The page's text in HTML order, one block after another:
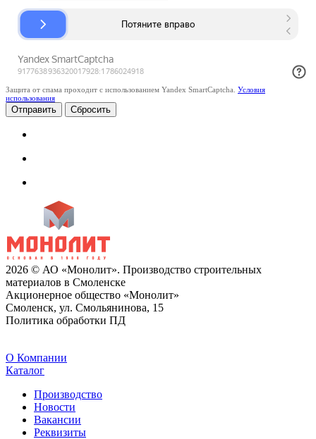
Защита от спама проходит с использованием Yandex SmartCaptcha. Условия
использования
Сбросить
2026 © АО «Монолит». Производство строительных
материалов в Смоленске
Акционерное общество «Монолит»
Смоленск, ул. Смольянинова, 15
Политика обработки ПД
O Компании
Каталог
Производство
Новости
Вакансии
Реквизиты